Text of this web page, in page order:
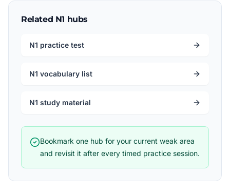
Related N1 hubs
N1 practice test
N1 vocabulary list
N1 study material
Bookmark one hub for your current weak area
and revisit it after every timed practice session.